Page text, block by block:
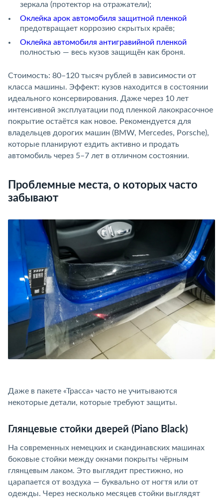
зеркала (протектор на отражатели);
Оклейка арок автомобиля защитной пленкой
предотвращает коррозию скрытых краёв;
Оклейка автомобиля антигравийной пленкой
полностью — весь кузов защищён как броня.
Стоимость: 80–120 тысяч рублей в зависимости от
класса машины. Эффект: кузов находится в состоянии
идеального консервирования. Даже через 10 лет
интенсивной эксплуатации под пленкой лакокрасочное
покрытие остаётся как новое. Рекомендуется для
владельцев дорогих машин (BMW, Mercedes, Porsche),
которые планируют ездить активно и продать
автомобиль через 5–7 лет в отличном состоянии.
Проблемные места, о которых часто
забывают
Даже в пакете «Трасса» часто не учитываются
некоторые детали, которые требуют защиты.
Глянцевые стойки дверей (Piano Black)
На современных немецких и скандинавских машинах
боковые стойки между окнами покрыты чёрным
глянцевым лаком. Это выглядит престижно, но
царапается от воздуха — буквально от ногтя или от
одежды. Через несколько месяцев стойки выглядят